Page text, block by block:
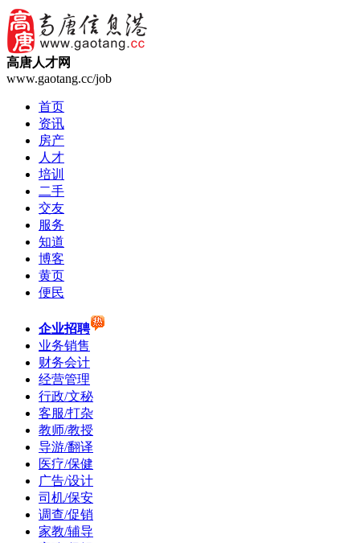
高唐人才网
www.gaotang.cc/job
首页
资讯
房产
人才
培训
二手
交友
服务
知道
博客
黄页
便民
企业招聘
业务销售
财务会计
经营管理
行政/文秘
客服/打杂
教师/教授
导游/翻译
医疗/保健
广告/设计
司机/保安
调查/促销
家教/辅导